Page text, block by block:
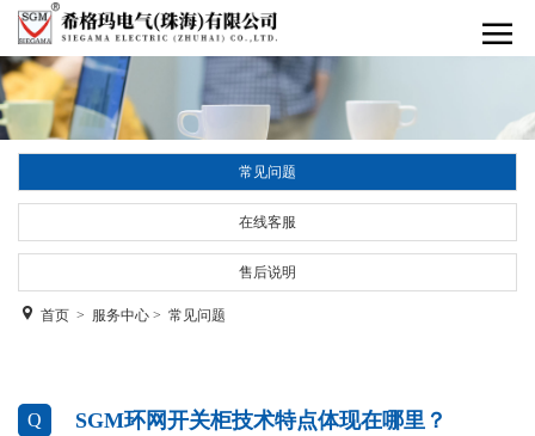
常见问题
在线客服
售后说明
首页 > 服务中心 > 常见问题
Q SGM环网开关柜技术特点体现在哪里？